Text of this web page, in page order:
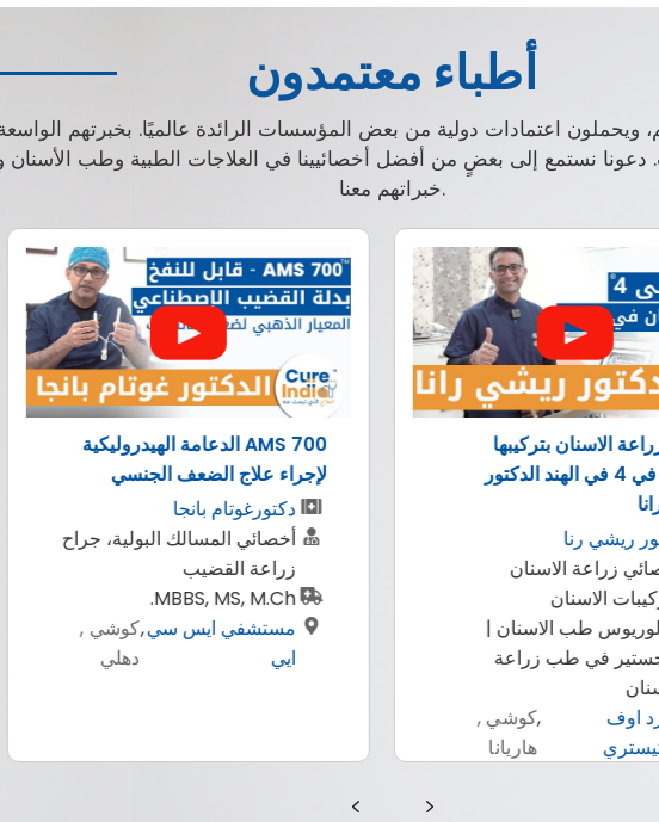
أطباء معتمدون
ويحملون اعتمادات دولية من بعض المؤسسات الرائدة عالميًا. بخبرتهم
دعونا نستمع إلى بعضٍ من أفضل أخصائيينا في العلاجات الطبية وطب
خبراتهم معنا.
AMS 700 الدعامة الهيدروليكية
لإجراء علاج الضعف الجنسي
زراعة القضيب
MBBS, MS, M.Ch.
مستشفي ايس سي
ايي
الروبوتية لزراعة الكبد من
الكبد
دكتور جيريراج بورا
زراعة الأعضاء وزراعة
(جامعة راجستان) ،
(جامعة راجستان) ،
زراعة الكبد (مستشفى
دهلي